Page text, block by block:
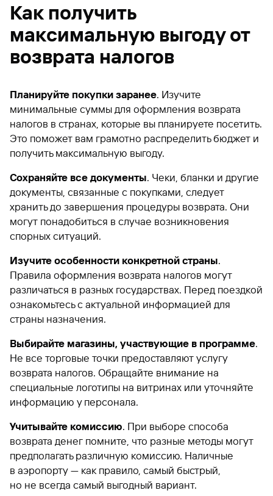
Как получить
максимальную выгоду от
возврата налогов
Планируйте покупки заранее. Изучите
минимальные суммы для оформления возврата
налогов в странах, которые вы планируете посетить.
Это поможет вам грамотно распределить бюджет и
получить максимальную выгоду.
Сохраняйте все документы. Чеки, бланки и другие
документы, связанные с покупками, следует
хранить до завершения процедуры возврата. Они
могут понадобиться в случае возникновения
спорных ситуаций.
Изучите особенности конкретной страны.
Правила оформления возврата налогов могут
различаться в разных государствах. Перед поездкой
ознакомьтесь с актуальной информацией для
страны назначения.
Выбирайте магазины, участвующие в программе.
Не все торговые точки предоставляют услугу
возврата налогов. Обращайте внимание на
специальные логотипы на витринах или уточняйте
информацию у персонала.
Учитывайте комиссию. При выборе способа
возврата денег помните, что разные методы могут
предполагать различную комиссию. Наличные
в аэропорту — как правило, самый быстрый,
но не всегда самый выгодный вариант.